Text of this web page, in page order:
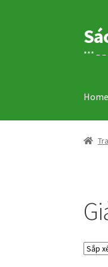
Đi
đến
đến
*** – –
Home